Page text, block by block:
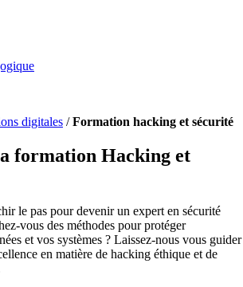
digitales /Formation hacking et sécurité
formation Hacking et
le pas pour devenir un expert en sécurité
vous des méthodes pour protéger
et vos systèmes ? Laissez-nous vous guider
en matière de hacking éthique et de